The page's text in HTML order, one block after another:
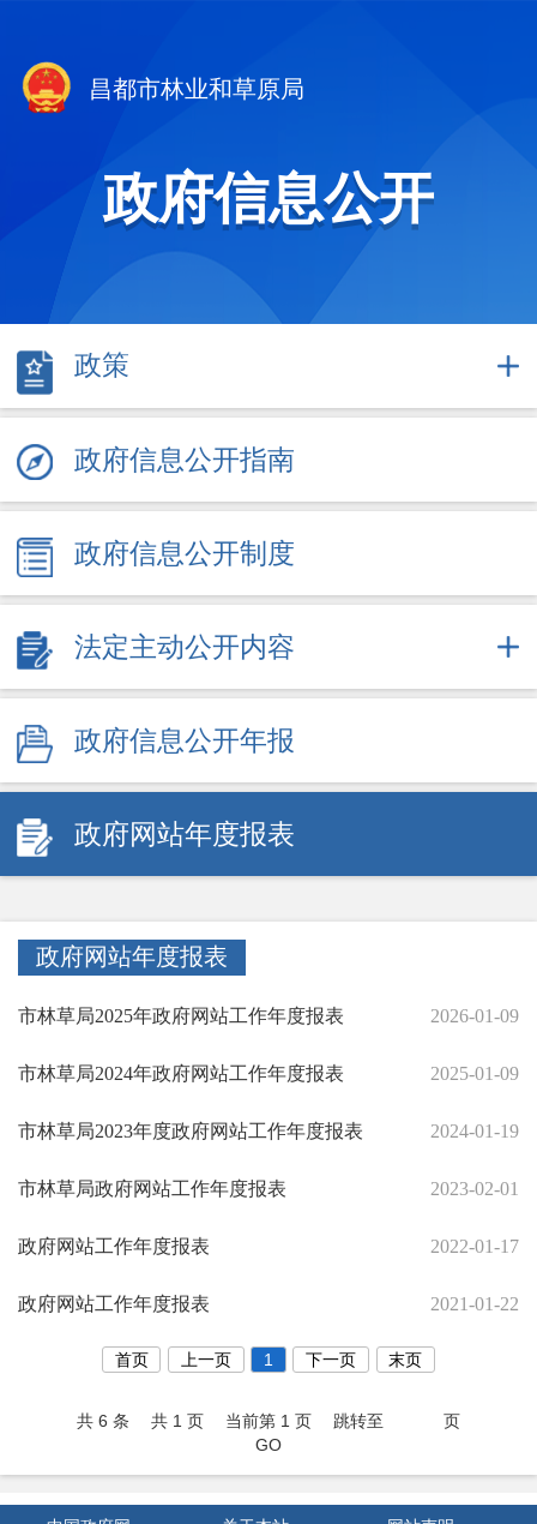
昌都市林业和草原局
政府信息公开
政策
政府信息公开指南
政府信息公开制度
法定主动公开内容
政府信息公开年报
政府网站年度报表
政府网站年度报表
市林草局2025年政府网站工作年度报表 2026-01-09
市林草局2024年政府网站工作年度报表 2025-01-09
市林草局2023年度政府网站工作年度报表 2024-01-19
市林草局政府网站工作年度报表 2023-02-01
政府网站工作年度报表 2022-01-17
政府网站工作年度报表 2021-01-22
首页 上一页 1 下一页 末页
共 6 条 共 1 页 当前第 1 页 跳转至
页
GO